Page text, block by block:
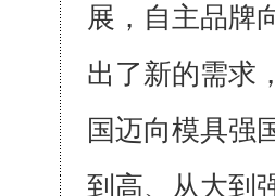
展，自主品牌
出了新的需求
国迈向模具强
到高、从大到